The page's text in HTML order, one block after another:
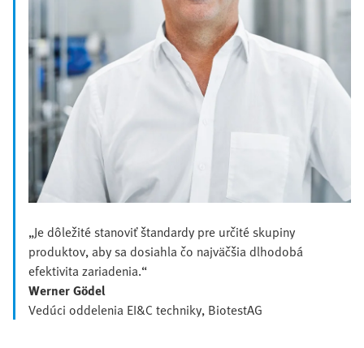
„Je dôležité stanoviť štandardy pre určité skupiny
produktov, aby sa dosiahla čo najväčšia dlhodobá
efektivita zariadenia.“
Werner Gödel
Vedúci oddelenia EI&C techniky, BiotestAG